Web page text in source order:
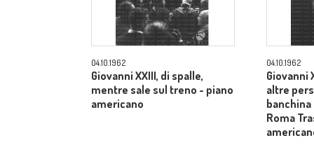
04.10.1962
Giovanni XXIII, di spalle,
mentre sale sul treno - piano
americano
04.10.1962
Giovanni
altre
Roma